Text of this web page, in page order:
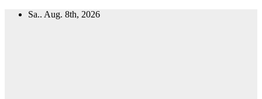
Zum
Sa.. Aug. 8th, 2026